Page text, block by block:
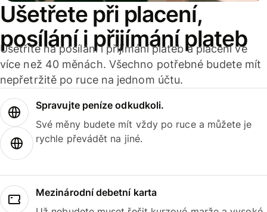
Ušetřete při placení,
posílání i přijímání plateb
Ušetříte na posílání i přijímání plateb a placení ve
více než 40 měnách. Všechno potřebné budete mít
nepřetržitě po ruce na jednom účtu.
Spravujte peníze odkudkoli.
Své měny budete mít vždy po ruce a můžete je
rychle převádět na jiné.
Mezinárodní debetní karta